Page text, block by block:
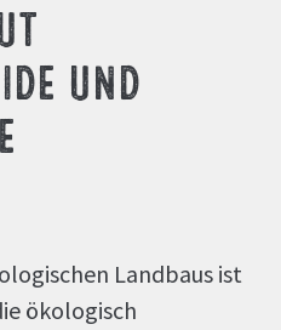
UND
Landbaus ist
ökologisch